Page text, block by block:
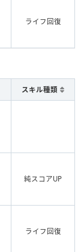
ライフ回復
スキル種類
純スコアUP
ライフ回復